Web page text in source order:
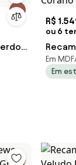
R$
ou 6
Em
Em